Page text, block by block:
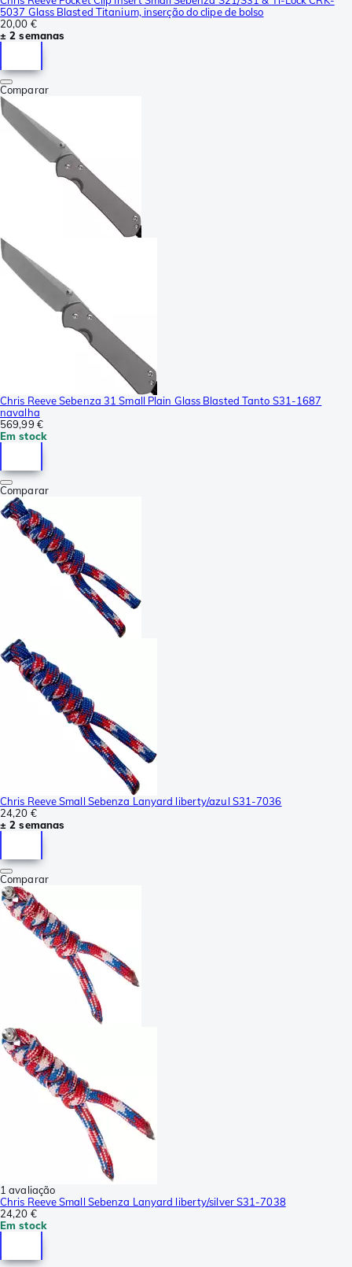
5037 Glass Blasted Titanium, inserção do clipe de bolso
20,00 €
± 2 semanas
Comparar
Chris Reeve Sebenza 31 Small Plain Glass Blasted Tanto S31-1687
navalha
569,99 €
Em stock
Comparar
Chris Reeve Small Sebenza Lanyard liberty/azul S31-7036
24,20 €
± 2 semanas
Comparar
1 avaliação
Chris Reeve Small Sebenza Lanyard liberty/silver S31-7038
24,20 €
Em stock